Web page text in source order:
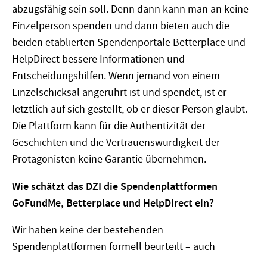
abzugsfähig sein soll. Denn dann kann man an keine
Einzelperson spenden und dann bieten auch die
beiden etablierten Spendenportale Betterplace und
HelpDirect bessere Informationen und
Entscheidungshilfen. Wenn jemand von einem
Einzelschicksal angerührt ist und spendet, ist er
letztlich auf sich gestellt, ob er dieser Person glaubt.
Die Plattform kann für die Authentizität der
Geschichten und die Vertrauenswürdigkeit der
Protagonisten keine Garantie übernehmen.
Wie schätzt das DZI die Spendenplattformen
GoFundMe, Betterplace und HelpDirect ein?
Wir haben keine der bestehenden
Spendenplattformen formell beurteilt – auch